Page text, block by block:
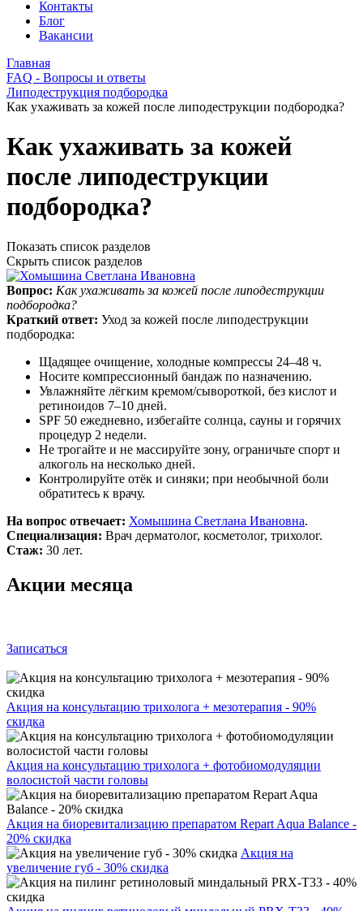
Контакты
Блог
Вакансии
Главная
FAQ - Вопросы и ответы
Липодеструкция подбородка
Как ухаживать за кожей после липодеструкции подбородка?
Как ухаживать за кожей
после липодеструкции
подбородка?
Показать список разделов
Скрыть список разделов
Вопрос: Как ухаживать за кожей после липодеструкции
подбородка?
Краткий ответ: Уход за кожей после липодеструкции
подбородка:
Щадящее очищение, холодные компрессы 24–48 ч.
Носите компрессионный бандаж по назначению.
Увлажняйте лёгким кремом/сывороткой, без кислот и
ретиноидов 7–10 дней.
SPF 50 ежедневно, избегайте солнца, сауны и горячих
процедур 2 недели.
Не трогайте и не массируйте зону, ограничьте спорт и
алкоголь на несколько дней.
Контролируйте отёк и синяки; при необычной боли
обратитесь к врачу.
На вопрос отвечает: Хомышина Светлана Ивановна.
Специализация: Врач дерматолог, косметолог, трихолог.
Стаж: 30 лет.
Акции месяца
Записаться
Акция на консультацию трихолога + мезотерапия - 90%
скидка
Акция на консультацию трихолога + фотобиомодуляции
волосистой части головы
Акция на биоревитализацию препаратом Repart Aqua Balance -
20% скидка
Акция на
увеличение губ - 30% скидка